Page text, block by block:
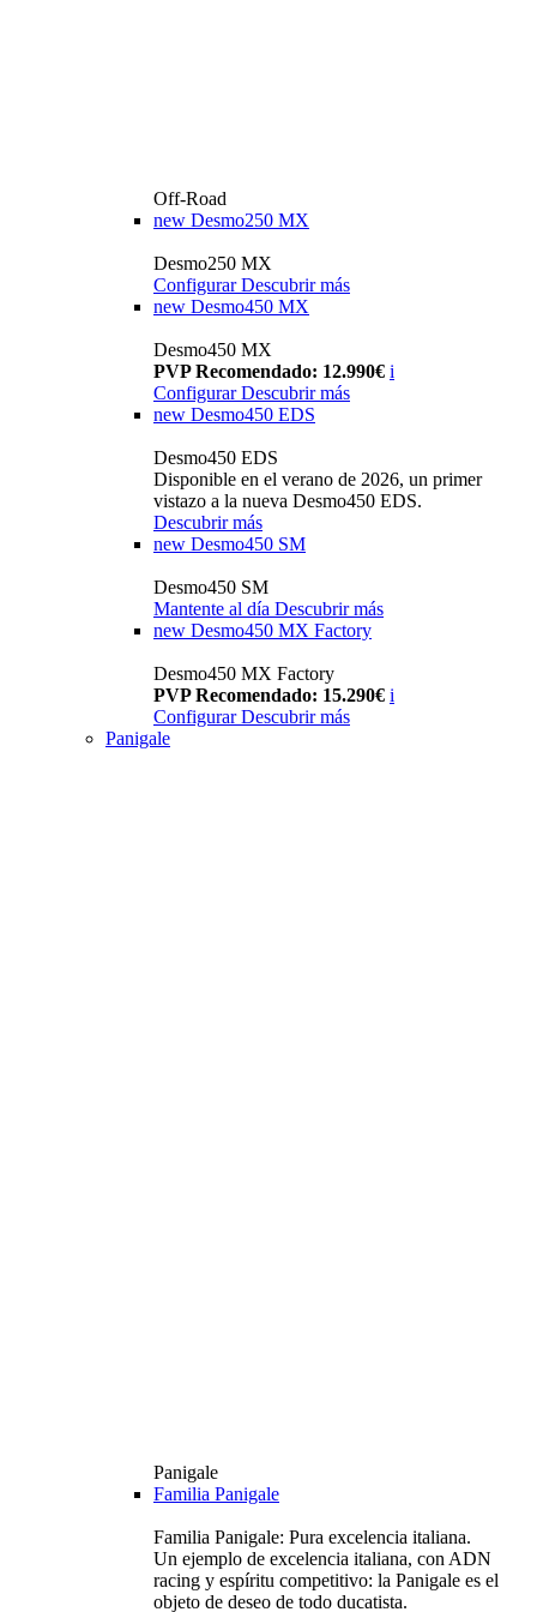
Off-Road
new Desmo250 MX
Desmo250 MX
Configurar Descubrir más
new Desmo450 MX
Desmo450 MX
PVP Recomendado: 12.990€ i
Configurar Descubrir más
new Desmo450 EDS
Desmo450 EDS
Disponible en el verano de 2026, un primer
vistazo a la nueva Desmo450 EDS.
Descubrir más
new Desmo450 SM
Desmo450 SM
Mantente al día Descubrir más
new Desmo450 MX Factory
Desmo450 MX Factory
PVP Recomendado: 15.290€ i
Configurar Descubrir más
Panigale
Panigale
Familia Panigale
Familia Panigale: Pura excelencia italiana.
Un ejemplo de excelencia italiana, con ADN
racing y espíritu competitivo: la Panigale es el
objeto de deseo de todo ducatista.